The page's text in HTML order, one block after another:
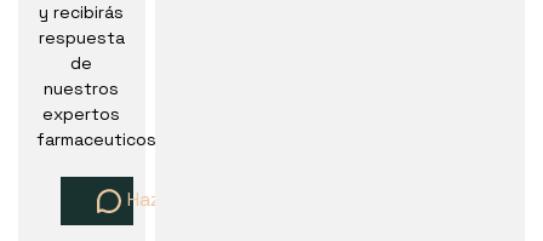
y recibirás
respuesta
de
nuestros
expertos
farmaceuticos
Haz una pregunta